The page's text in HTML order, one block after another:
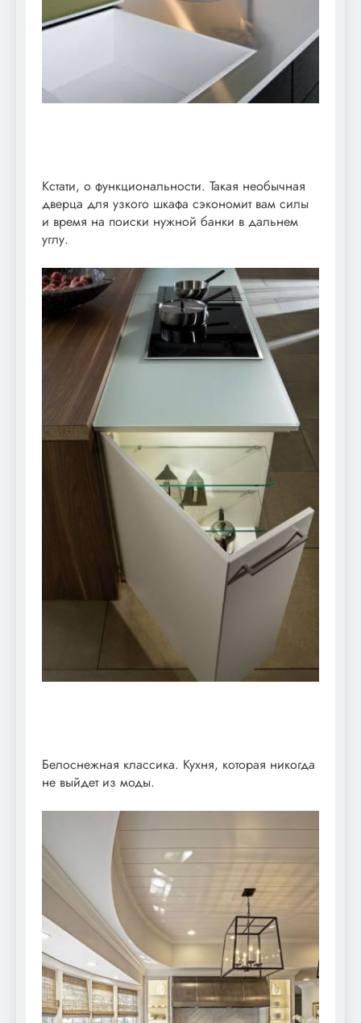
Кстати, о функциональности. Такая необычная
дверца для узкого шкафа сэкономит вам силы
и время на поиски нужной банки в дальнем
углу.
Белоснежная классика. Кухня, которая никогда
не выйдет из моды.